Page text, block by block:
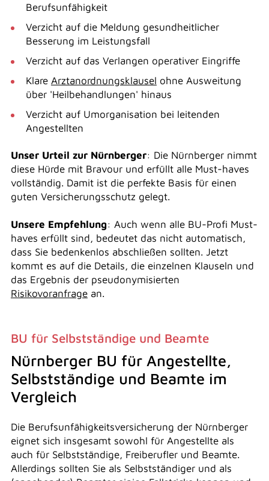
Berufsunfähigkeit
Verzicht auf die Meldung gesundheitlicher
Besserung im Leistungsfall
Verzicht auf das Verlangen operativer Eingriffe
Klare Arztanordnungsklausel ohne Ausweitung
über 'Heilbehandlungen' hinaus
Verzicht auf Umorganisation bei leitenden
Angestellten
Unser Urteil zur Nürnberger: Die Nürnberger nimmt
diese Hürde mit Bravour und erfüllt alle Must-haves
vollständig. Damit ist die perfekte Basis für einen
guten Versicherungsschutz gelegt.
Unsere Empfehlung: Auch wenn alle BU-Profi Must-
haves erfüllt sind, bedeutet das nicht automatisch,
dass Sie bedenkenlos abschließen sollten. Jetzt
kommt es auf die Details, die einzelnen Klauseln und
das Ergebnis der pseudonymisierten
Risikovoranfragean.
BU für Selbstständige und Beamte
Nürnberger BU für Angestellte,
Selbstständige und Beamte im
Vergleich
Die Berufsunfähigkeitsversicherung der Nürnberger
eignet sich insgesamt sowohl für Angestellte als
auch für Selbstständige, Freiberufler und Beamte.
Allerdings sollten Sie als Selbstständiger und als